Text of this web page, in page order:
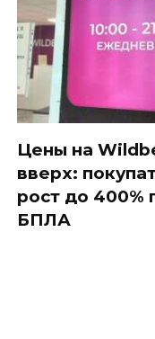
Цены на
вверх:
рост до 400%
БПЛА